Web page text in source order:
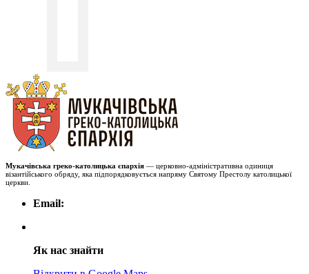
Мукачівська греко-католицька єпархія — церковно-адміністративна одиниця
візантійського обряду, яка підпорядковується напряму Святому Престолу католицької
церкви.
Email:
Як нас знайти